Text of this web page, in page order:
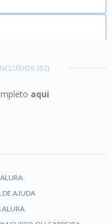
(62)
aqui
DE AJUDA
ALURA